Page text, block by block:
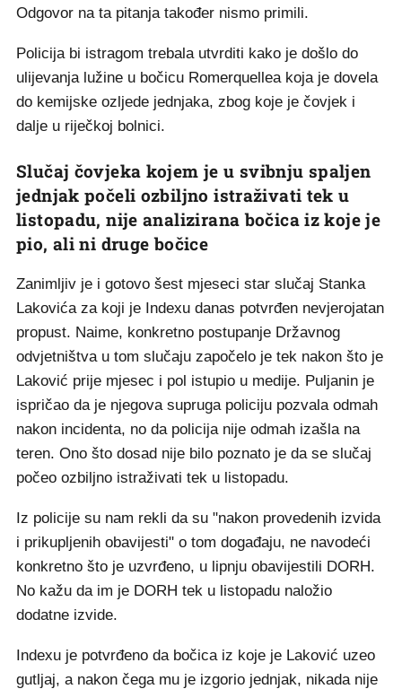
Odgovor na ta pitanja također nismo primili.
Policija bi istragom trebala utvrditi kako je došlo do
ulijevanja lužine u bočicu Romerquellea koja je dovela
do kemijske ozljede jednjaka, zbog koje je čovjek i
dalje u riječkoj bolnici.
Slučaj čovjeka kojem je u svibnju spaljen
jednjak počeli ozbiljno istraživati tek u
listopadu, nije analizirana bočica iz koje je
pio, ali ni druge bočice
Zanimljiv je i gotovo šest mjeseci star slučaj Stanka
Lakovića za koji je Indexu danas potvrđen nevjerojatan
propust. Naime, konkretno postupanje Državnog
odvjetništva u tom slučaju započelo je tek nakon što je
Laković prije mjesec i pol istupio u medije. Puljanin je
ispričao da je njegova supruga policiju pozvala odmah
nakon incidenta, no da policija nije odmah izašla na
teren. Ono što dosad nije bilo poznato je da se slučaj
počeo ozbiljno istraživati tek u listopadu.
Iz policije su nam rekli da su "nakon provedenih izvida
i prikupljenih obavijesti" o tom događaju, ne navodeći
konkretno što je uzvrđeno, u lipnju obavijestili DORH.
No kažu da im je DORH tek u listopadu naložio
dodatne izvide.
Indexu je potvrđeno da bočica iz koje je Laković uzeo
gutljaj, a nakon čega mu je izgorio jednjak, nikada nije